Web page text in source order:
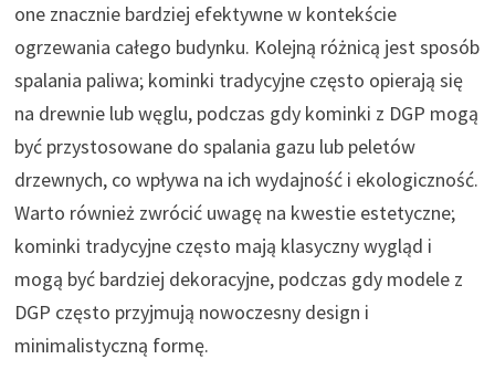
one znacznie bardziej efektywne w kontekście
ogrzewania całego budynku. Kolejną różnicą jest sposób
spalania paliwa; kominki tradycyjne często opierają się
na drewnie lub węglu, podczas gdy kominki z DGP mogą
być przystosowane do spalania gazu lub peletów
drzewnych, co wpływa na ich wydajność i ekologiczność.
Warto również zwrócić uwagę na kwestie estetyczne;
kominki tradycyjne często mają klasyczny wygląd i
mogą być bardziej dekoracyjne, podczas gdy modele z
DGP często przyjmują nowoczesny design i
minimalistyczną formę.